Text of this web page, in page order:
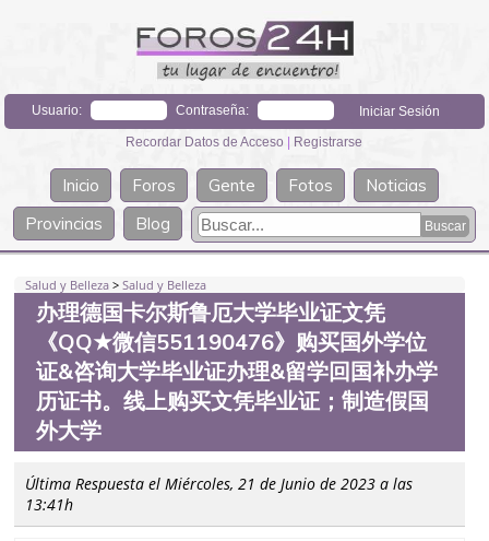
Usuario: Contraseña:
Recordar Datos de Acceso | Registrarse
Inicio Foros Gente Fotos
Noticias
Provincias
Blog
Salud y Belleza >Salud y Belleza
办理德国卡尔斯鲁厄大学毕业证文凭
《QQ★微信551190476》购买国外学位
证&咨询大学毕业证办理&留学回国补办学
历证书。线上购买文凭毕业证；制造假国
外大学
Última Respuesta el Miércoles, 21 de Junio de 2023 a las
13:41h